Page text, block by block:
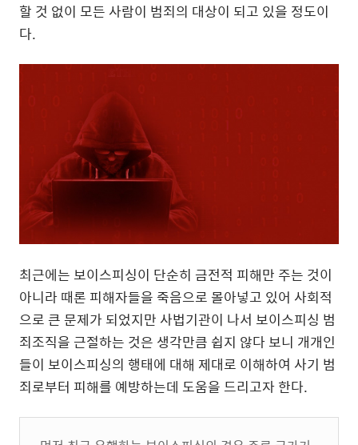
할 것 없이 모든 사람이 범죄의 대상이 되고 있을 정도이
다.
최근에는 보이스피싱이 단순히 금전적 피해만 주는 것이
아니라 때론 피해자들을 죽음으로 몰아넣고 있어 사회적
으로 큰 문제가 되었지만 사법기관이 나서 보이스피싱 범
죄조직을 근절하는 것은 생각만큼 쉽지 않다 보니 개개인
들이 보이스피싱의 행태에 대해 제대로 이해하여 사기 범
죄로부터 피해를 예방하는데 도움을 드리고자 한다.